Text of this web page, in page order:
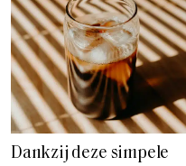
Dankzij deze simpele